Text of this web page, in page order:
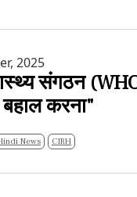
2025
संगठन
करना"
News CIRH